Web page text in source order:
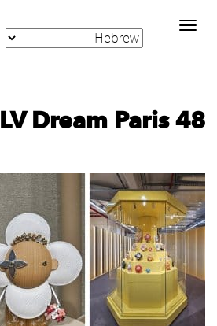
Toggle
navigation
LV Dream Paris 48